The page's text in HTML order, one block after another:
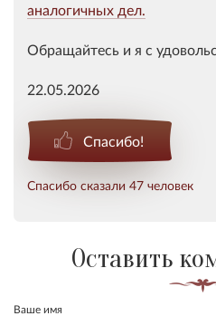
аналогичных дел.
Обращайтесь и я с
22.05.2026
Спасибо!
Спасибо сказали 47 человек
Оставить
Ваше имя